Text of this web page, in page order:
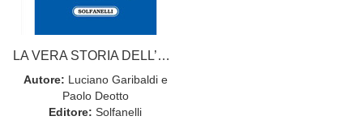
LA VERA STORIA DELL’UOMO QUALUNQUE
Autore: Luciano Garibaldi e
Paolo Deotto
Editore: Solfanelli